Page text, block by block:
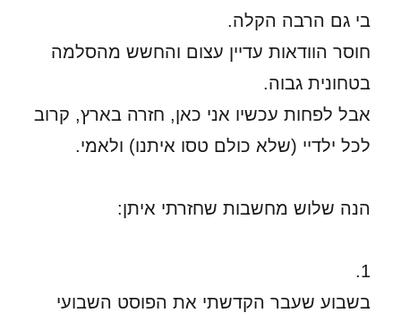
בי גם הרבה הקלה.
חוסר הוודאות עדיין עצום והחשש מהסלמה
בטחונית גבוה.
אבל לפחות עכשיו אני כאן, חזרה בארץ, קרוב
לכל ילדיי (שלא כולם טסו איתנו) ולאמי.
הנה שלוש מחשבות שחזרתי איתן:
1.
בשבוע שעבר הקדשתי את הפוסט השבועי